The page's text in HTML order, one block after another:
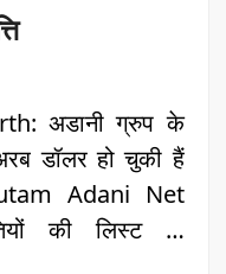
अडानी ग्रुप के
डॉलर हो चुकी हैं
Adani Net
की लिस्ट …